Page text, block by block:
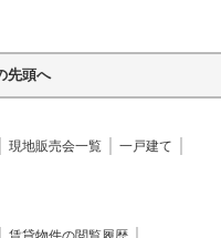
先頭へ
現地販売会一覧
一戸建て